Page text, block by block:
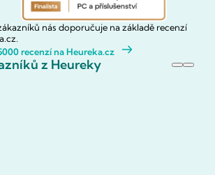
nás doporučuje na základě recenzí
recenzí na Heureka.cz
z Heureky